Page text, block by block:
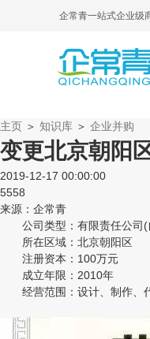
企常青一站式企业级
主页 ＞ 知识库 ＞ 企业并购
变更北京朝阳
2019-12-17 00:00:00
5558
来源：企常青
公司类型：有限责任公司(
所在区域：北京朝阳区
注册资本：100万元
成立年限：2010年
经营范围：设计、制作、代